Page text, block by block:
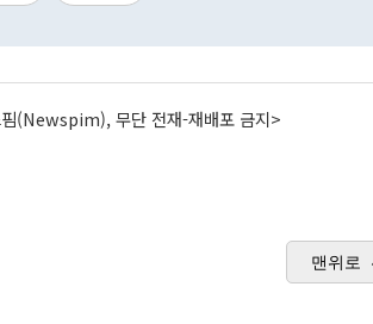
(Newspim), 무단 전재-재배포 금지>
맨위로